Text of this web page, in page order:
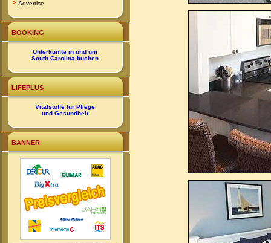
Advertise
BOOKING
Unterkünfte in und um
South Carolina buchen
LIFEPLUS
Vitalstoffe für Pflege
und Gesundheit
BANNER